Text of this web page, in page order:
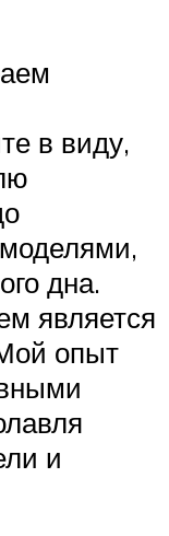
в виду,
дна.
является
опыт
и